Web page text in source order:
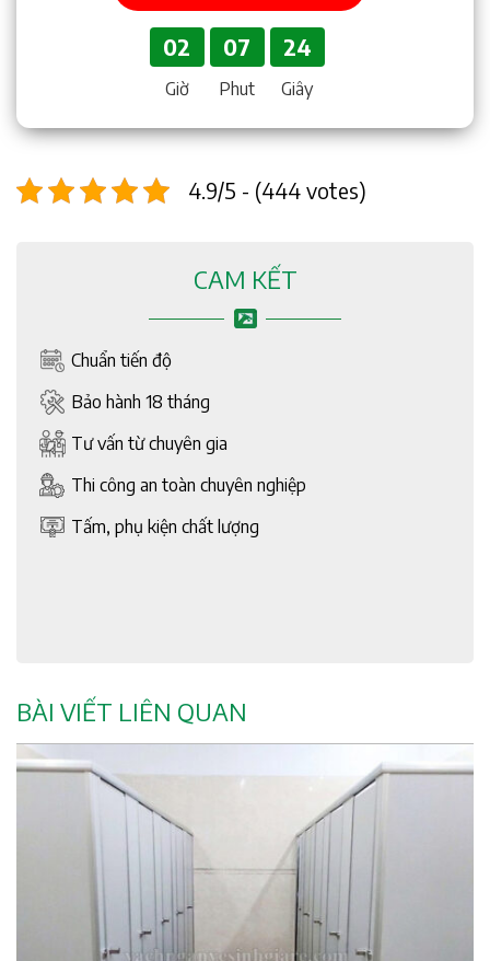
02
Giờ
07
Phut
23
Giây
4.9/5 - (444 votes)
CAM KẾT
Chuẩn tiến độ
Bảo hành 18 tháng
Tư vấn từ chuyên gia
Thi công an toàn chuyên nghiệp
Tấm, phụ kiện chất lượng
BÀI VIẾT LIÊN QUAN